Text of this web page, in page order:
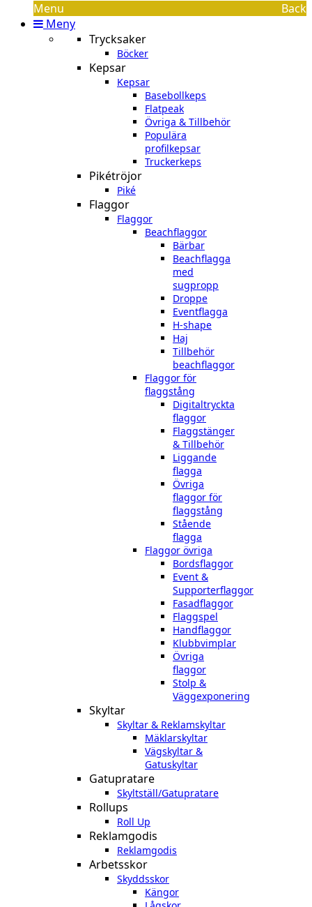
Menu
Back
Meny
Trycksaker
Böcker
Kepsar
Kepsar
Basebollkeps
Flatpeak
Övriga & Tillbehör
Populära
profilkepsar
Truckerkeps
Pikétröjor
Piké
Flaggor
Flaggor
Beachflaggor
Bärbar
Beachflagga
med
sugpropp
Droppe
Eventflagga
H-shape
Haj
Tillbehör
beachflaggor
Flaggor för
flaggstång
Digitaltryckta
flaggor
Flaggstänger
& Tillbehör
Liggande
flagga
Övriga
flaggor för
flaggstång
Stående
flagga
Flaggor övriga
Bordsflaggor
Event &
Supporterflaggor
Fasadflaggor
Flaggspel
Handflaggor
Klubbvimplar
Övriga
flaggor
Stolp &
Väggexponering
Skyltar
Skyltar & Reklamskyltar
Mäklarskyltar
Vägskyltar &
Gatuskyltar
Gatupratare
Skyltställ/Gatupratare
Rollups
Roll Up
Reklamgodis
Reklamgodis
Arbetsskor
Skyddsskor
Kängor